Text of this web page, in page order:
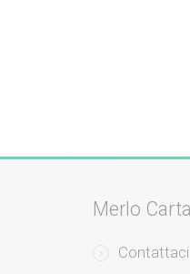
Merlo Carta
Contattaci